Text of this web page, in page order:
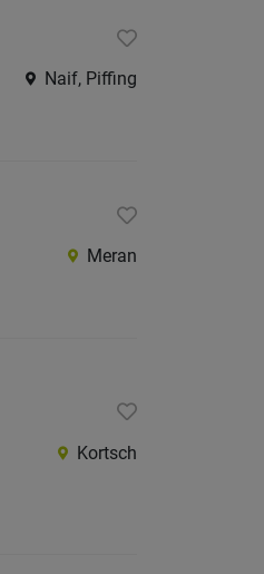
Naif, Piffing
Meran
Kortsch
Als Jobfinder